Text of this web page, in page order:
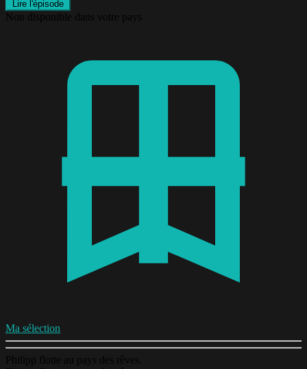
Lire l'épisode
Non disponible dans votre pays
Ma sélection
Philipp flotte au pays des rêves.